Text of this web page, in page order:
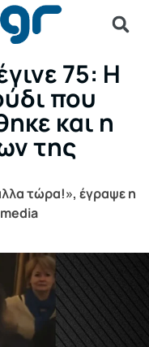
75: Η
που
και η
της
τώρα!», έγραψε η